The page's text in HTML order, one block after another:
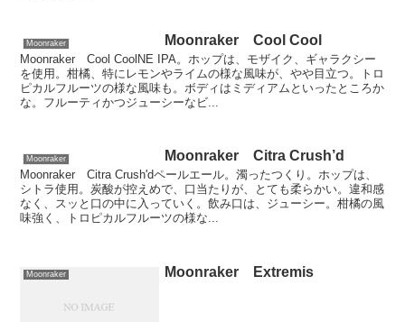
Moonraker Moonraker Cool Cool
Moonraker Cool CoolNE IPA。ホップは、モザイク、ギャラクシー
を使用。柑橘、特にレモンやライムの様な風味が、やや目立つ。トロ
ピカルフルーツの様な風味も。ボディはミディアムといったところか
な。フルーティかつジューシーなビ...
Moonraker Moonraker Citra Crush’d
Moonraker Citra Crush'dペールエール。濁ったつくり。ホップは、
シトラ使用。炭酸が控えめで、口当たりが、とても柔らかい。違和感
なく、スッと口の中に入っていく。飲み口は、ジューシー。柑橘の風
味強く、トロピカルフルーツの様な...
Moonraker Moonraker Extremis